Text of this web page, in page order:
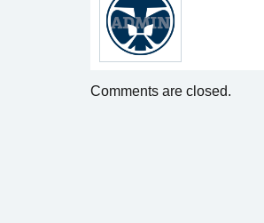
Comments are closed.